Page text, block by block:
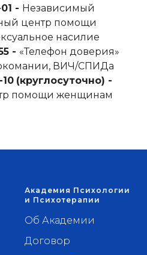
- Независимый
центр помощи
насилие
- «Телефон доверия»
ВИЧ/СПИДа
(круглосуточно) -
помощи женщинам
Академия Психологии
и Психотерапии
Об Академии
Договор